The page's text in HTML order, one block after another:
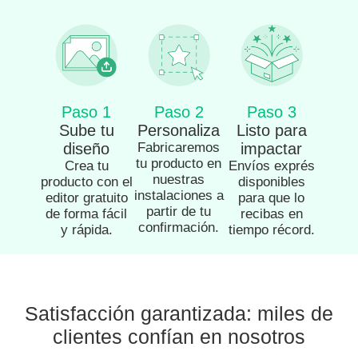
Paso 1
Sube tu
diseño
Crea tu
producto con el
editor gratuito
de forma fácil
y rápida.
Paso 2
Personaliza
Fabricaremos
tu producto en
nuestras
instalaciones a
partir de tu
confirmación.
Paso 3
Listo para
impactar
Envíos exprés
disponibles
para que lo
recibas en
tiempo récord.
Satisfacción garantizada: miles de
clientes confían en nosotros